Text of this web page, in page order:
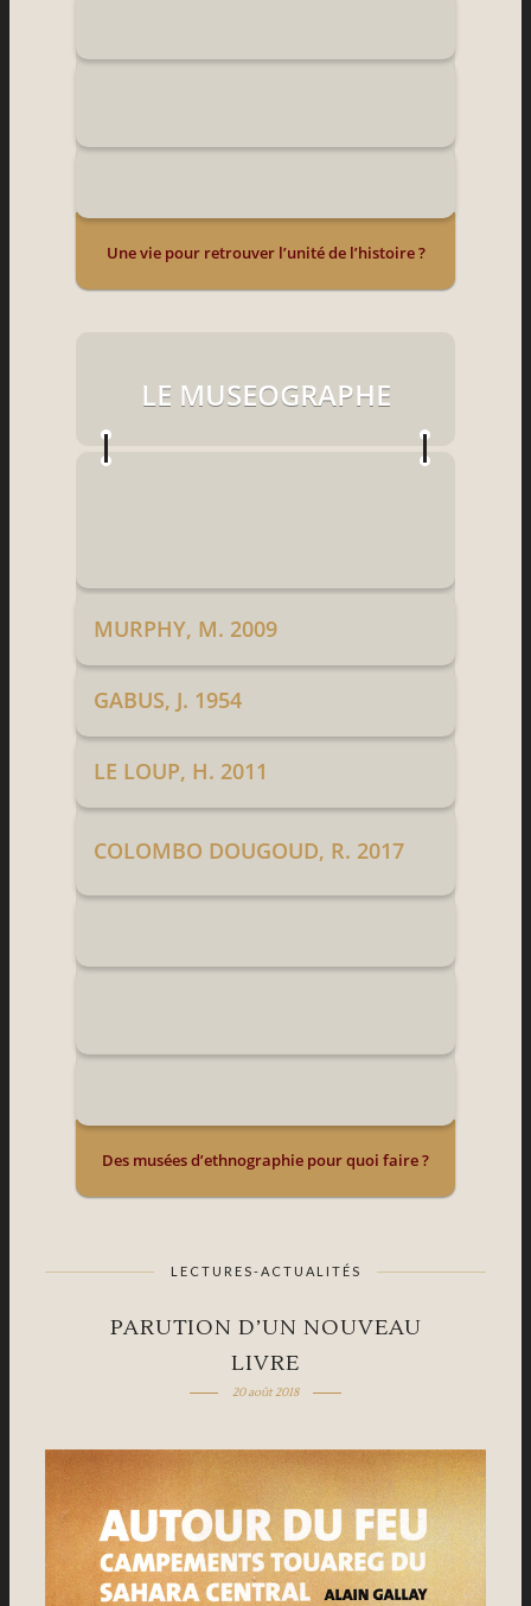
Une vie pour retrouver l’unité de l’histoire ?
LE MUSEOGRAPHE
MURPHY, M. 2009
GABUS, J. 1954
LE LOUP, H. 2011
COLOMBO DOUGOUD, R. 2017
Des musées d’ethnographie pour quoi faire ?
LECTURES-ACTUALITÉS
PARUTION D’UN NOUVEAU
LIVRE
20 août 2018